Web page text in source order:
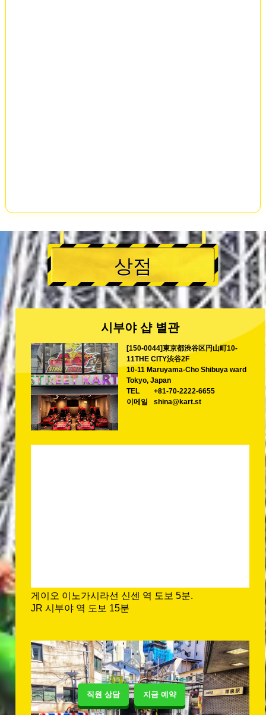
직원 상담 지금 예약
상점
시부야 샵 별관
[150-0044]東京都渋谷区円山町10-
11THE CITY渋谷2F
10-11 Maruyama-Cho Shibuya ward
Tokyo, Japan
TEL
+81-70-2222-6655
이메일
shina@kart.st
게이오 이노가시라선 신센 역 도보 5분.
JR 시부야 역 도보 15분